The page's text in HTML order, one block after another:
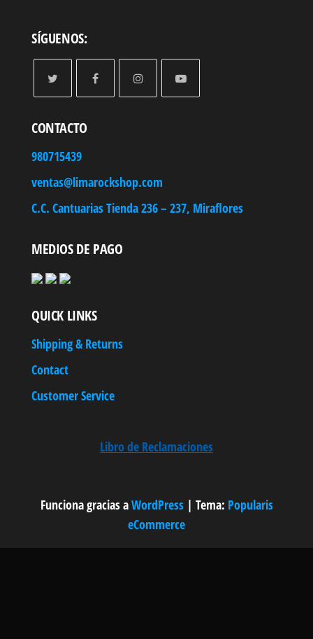
SÍGUENOS:
CONTACTO
980715439
ventas@limarockshop.com
C.C. Cantuarias Tienda 236 – 237, Miraflores
MEDIOS DE PAGO
QUICK LINKS
Shipping & Returns
Contact
Customer Service
Libro de Reclamaciones
Funciona gracias aWordPress | Tema: Popularis
eCommerce